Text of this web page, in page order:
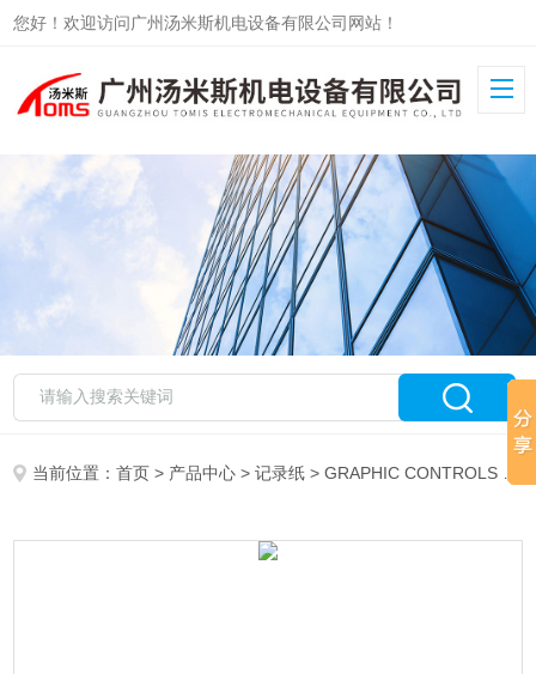
您好！欢迎访问广州汤米斯机电设备有限公司网站！
当前位置：首页 > 产品中心 >记录纸 >GRAPHIC CONTROLS